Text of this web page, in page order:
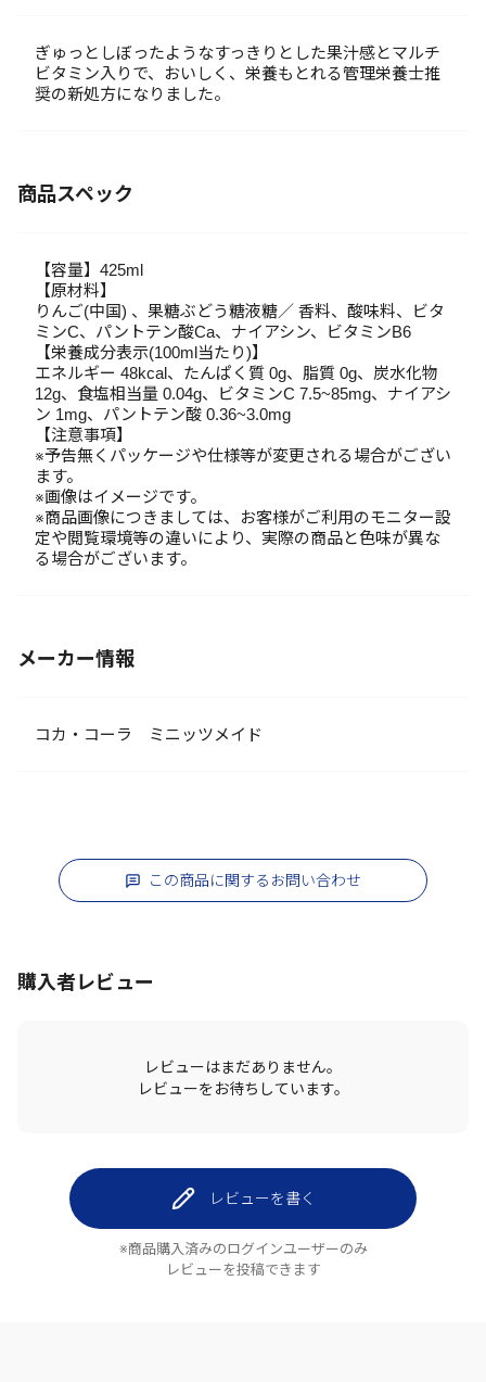
ぎゅっとしぼったようなすっきりとした果汁感とマルチ
ビタミン入りで、おいしく、栄養もとれる管理栄養士推
奨の新処方になりました。
商品スペック
【容量】425ml
【原材料】
りんご(中国) 、果糖ぶどう糖液糖／ 香料、酸味料、ビタ
ミンC、パントテン酸Ca、ナイアシン、ビタミンB6
【栄養成分表示(100ml当たり)】
エネルギー 48kcal、たんぱく質 0g、脂質 0g、炭水化物
12g、食塩相当量 0.04g、ビタミンC 7.5~85mg、ナイアシ
ン 1mg、パントテン酸 0.36~3.0mg
【注意事項】
※予告無くパッケージや仕様等が変更される場合がござい
ます。
※画像はイメージです。
※商品画像につきましては、お客様がご利用のモニター設
定や閲覧環境等の違いにより、実際の商品と色味が異な
る場合がございます。
メーカー情報
コカ・コーラ ミニッツメイド
この商品に関するお問い合わせ
購入者レビュー
レビューはまだありません。
レビューをお待ちしています。
レビューを書く
※商品購入済みのログインユーザーのみ
レビューを投稿できます